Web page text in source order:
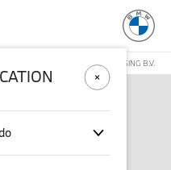
POR STICHD SPORTSMERCHANDISING B.V.